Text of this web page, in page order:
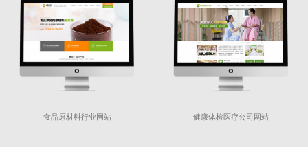
食品原材料行业网站 健康体检医疗公司网站